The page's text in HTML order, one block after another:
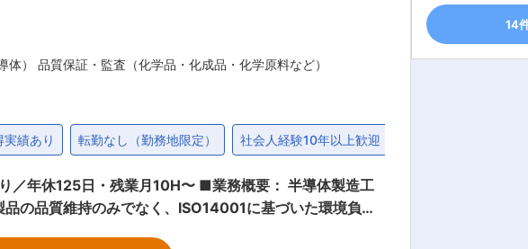
みづくりや、対話・伴走・成功体験を重視した人材育
体） 品質保証・監査（化学品・化成品・化学原料など）
績あり 転勤なし（勤務地限定） 社会人経験10年以上歓迎
月10H〜 ■業務概要： 半導体製造工
の品質維持のみでなく、ISO14001に基づいた環境負荷
14